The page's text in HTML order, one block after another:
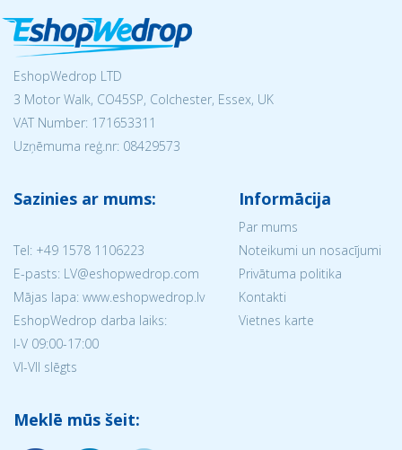
EshopWedrop LTD
3 Motor Walk, CO45SP, Colchester, Essex, UK
VAT Number: 171653311
Uzņēmuma reģ.nr: 08429573
Sazinies ar mums:
Tel: +49 1578 1106223
E-pasts: LV@eshopwedrop.com
Mājas lapa: www.eshopwedrop.lv
EshopWedrop darba laiks:
I-V 09:00-17:00
VI-VII slēgts
Informācija
Par mums
Noteikumi un nosacījumi
Privātuma politika
Kontakti
Vietnes karte
Meklē mūs šeit: